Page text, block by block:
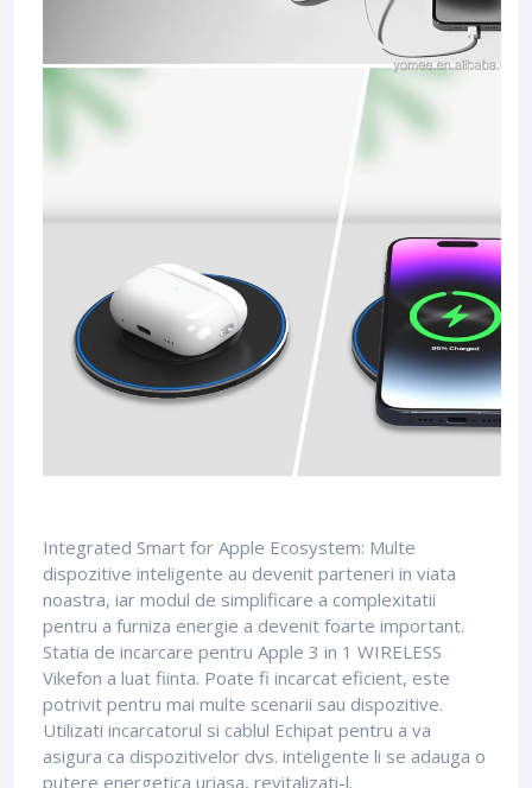
Integrated Smart for Apple Ecosystem: Multe
dispozitive inteligente au devenit parteneri in viata
noastra, iar modul de simplificare a complexitatii
pentru a furniza energie a devenit foarte important.
Statia de incarcare pentru Apple 3 in 1 WIRELESS
Vikefon a luat fiinta. Poate fi incarcat eficient, este
potrivit pentru mai multe scenarii sau dispozitive.
Utilizati incarcatorul si cablul Echipat pentru a va
asigura ca dispozitivelor dvs. inteligente li se adauga o
putere energetica uriasa, revitalizati-l.